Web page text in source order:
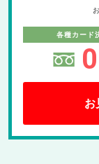
各種カード
お